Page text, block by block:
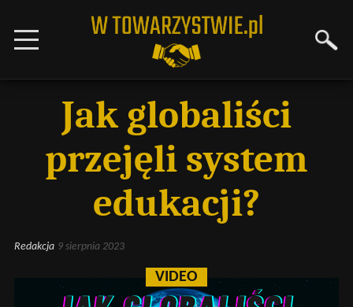
Jak globaliści
przejęli system
edukacji?
Redakcja 9 sierpnia 2023
VIDEO